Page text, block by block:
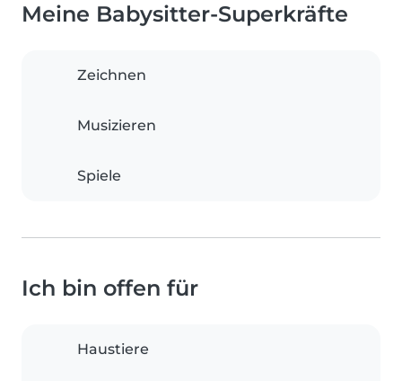
Meine Babysitter-Superkräfte
Zeichnen
Musizieren
Spiele
Ich bin offen für
Haustiere